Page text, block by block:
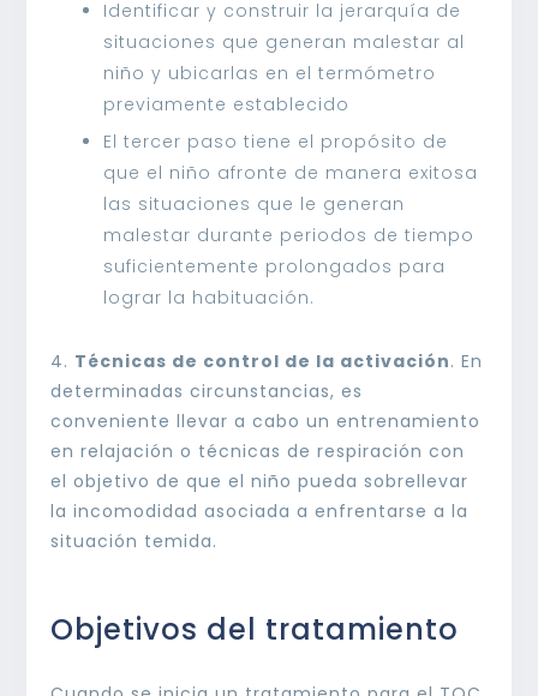
Identificar y construir la jerarquía de
situaciones que generan malestar al
niño y ubicarlas en el termómetro
previamente establecido
El tercer paso tiene el propósito de
que el niño afronte de manera exitosa
las situaciones que le generan
malestar durante periodos de tiempo
suficientemente prolongados para
lograr la habituación.
4. Técnicas de control de la activación. En
determinadas circunstancias, es
conveniente llevar a cabo un entrenamiento
en relajación o técnicas de respiración con
el objetivo de que el niño pueda sobrellevar
la incomodidad asociada a enfrentarse a la
situación temida.
Objetivos del tratamiento